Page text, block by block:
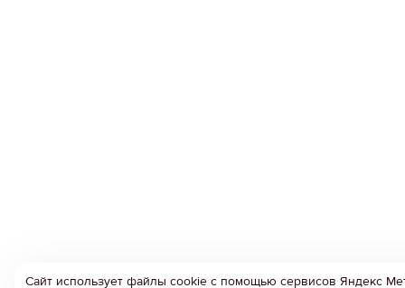
Сайт использует файлы cookie с помощью сервисов Яндекс